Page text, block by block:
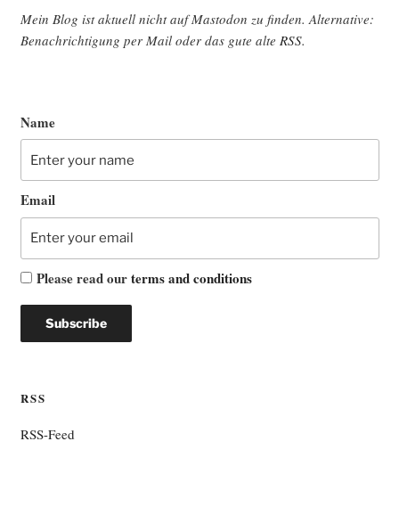
Mein Blog ist aktu­ell nicht auf Mast­o­don zu fin­den. Alter­na­ti­ve:
Benach­rich­ti­gung per Mail oder das gute alte RSS.
Name
Email
Please read ourterms and conditions
RSS
RSS-Feed